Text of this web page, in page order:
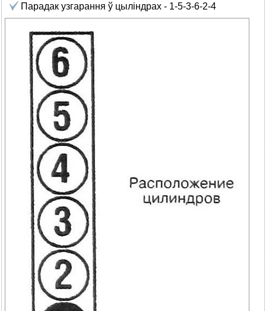
Парадак узгарання ў цыліндрах - 1-5-3-6-2-4